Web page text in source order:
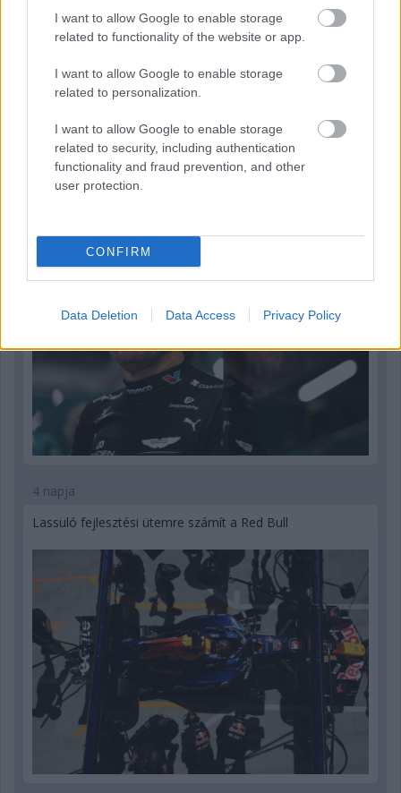
I want to allow Google to enable storage
related to functionality of the website or app.
I want to allow Google to enable storage
related to personalization.
I want to allow Google to enable storage
related to security, including authentication
functionality and fraud prevention, and other
user protection.
CONFIRM
Data Deletion Data Access Privacy Policy
3 napja
Newey biztos benne, hogy Alonso marad az Aston
4 napja
Lassuló fejlesztési ütemre számít a Red Bull